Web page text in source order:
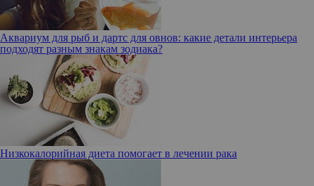
Аквариум для рыб и дартс для овнов: какие детали интерьера
подходят разным знакам зодиака?
Низкокалорийная диета помогает в лечении рака